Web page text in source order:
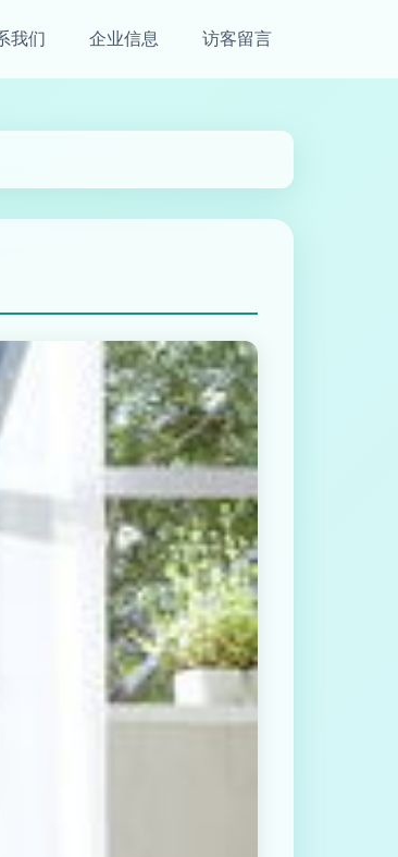
我们 企业信息 访客留言